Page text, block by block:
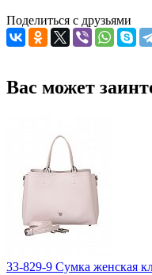
Поделиться с друзьями
Вас может
33-829-9 Сумка женская